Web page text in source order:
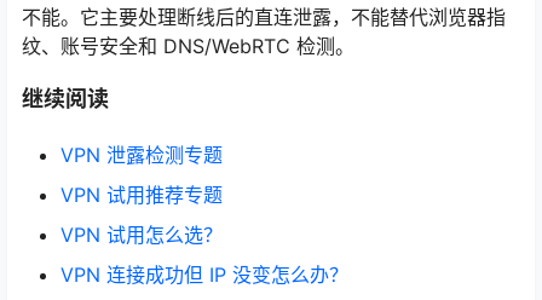
不能。它主要处理断线后的直连泄露，不能替代浏览器指
纹、账号安全和 DNS/WebRTC 检测。
继续阅读
VPN 泄露检测专题
VPN 试用推荐专题
VPN 试用怎么选？
VPN 连接成功但 IP 没变怎么办？